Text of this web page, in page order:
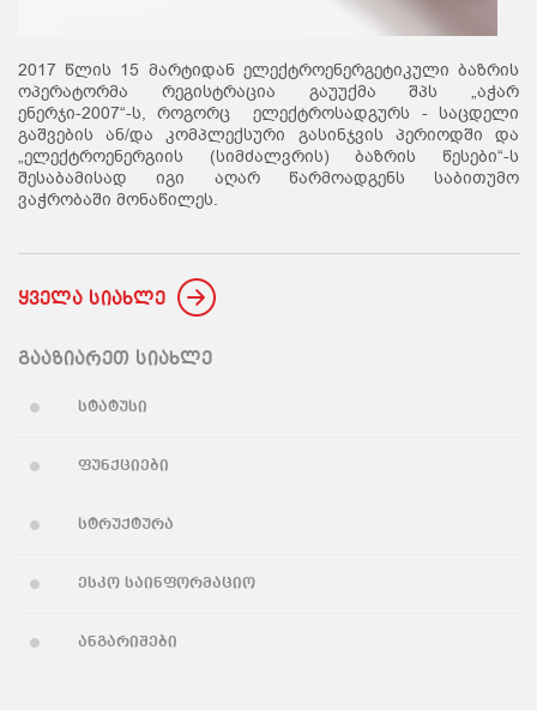
2017 წლის 15 მარტიდან ელექტროენერგეტიკული ბაზრის
ოპერატორმა რეგისტრაცია გაუუქმა შპს „აჭარ
ენერჯი-2007“-ს, როგორც ელექტროსადგურს - საცდელი
გაშვების ან/და კომპლექსური გასინჯვის პერიოდში და
„ელექტროენერგიის (სიმძალვრის) ბაზრის წესები“-ს
შესაბამისად იგი აღარ წარმოადგენს საბითუმო
ვაჭრობაში მონაწილეს.
ყველა სიახლე
გააზიარეთ სიახლე
სტატუსი
ფუნქციები
სტრუქტურა
ესკო საინფორმაციო
ანგარიშები